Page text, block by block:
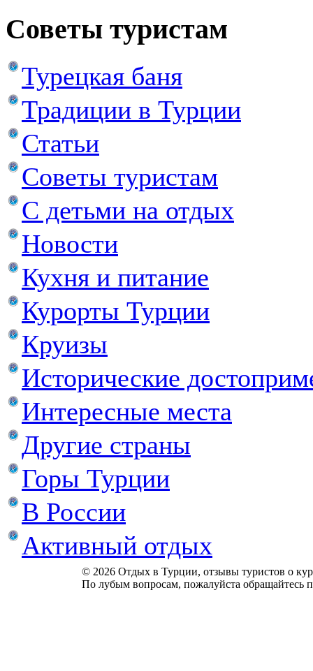
Советы туристам
Турецкая баня
Традиции в Турции
Статьи
Советы туристам
С детьми на отдых
Новости
Кухня и питание
Курорты Турции
Круизы
Исторические
Интересные места
Другие страны
Горы Турции
В России
Активный отдых
© 2026 Отдых в Турции, отзывы туристов о
По лубым вопросам, пожалуйста обращайтесь